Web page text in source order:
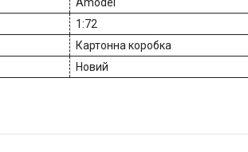
Amodel
1:72
Картонна коробка
Новий